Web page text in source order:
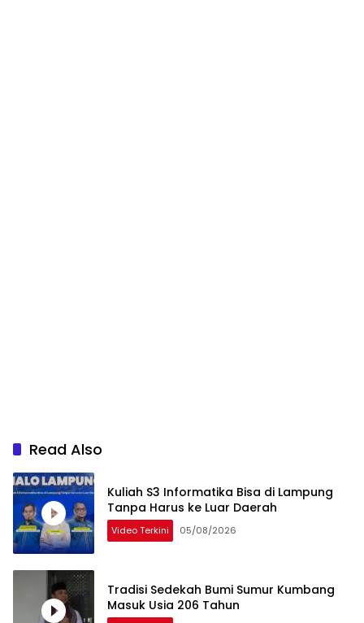
Read Also
Kuliah S3 Informatika Bisa di Lampung
Tanpa Harus ke Luar Daerah
Video Terkini 05/08/2026
Tradisi Sedekah Bumi Sumur Kumbang
Masuk Usia 206 Tahun